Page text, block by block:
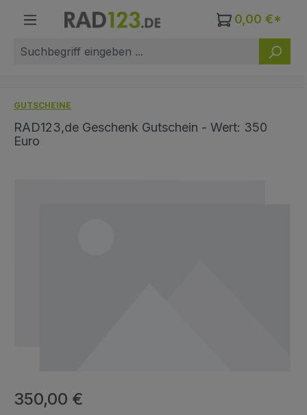
Zum Hauptinhalt springen 0,00 €*
GUTSCHEINE
RAD123,de Geschenk Gutschein - Wert: 350
Euro
Regulärer Preis:
350,00 €